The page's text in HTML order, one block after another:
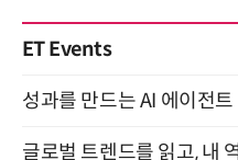
ET Events